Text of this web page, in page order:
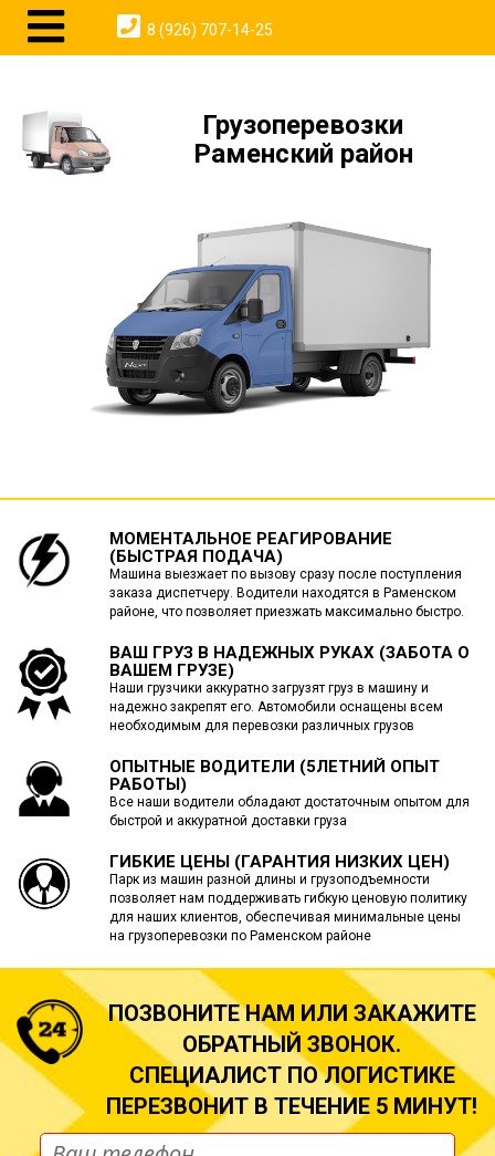
Грузоперевозки
Раменский район
8 (926) 707-14-25
МОМЕНТАЛЬНОЕ РЕАГИРОВАНИЕ
(БЫСТРАЯ ПОДАЧА)
Машина выезжает по вызову сразу после поступления
заказа диспетчеру. Водители находятся в Раменском
районе, что позволяет приезжать максимально быстро.
ВАШ ГРУЗ В НАДЕЖНЫХ РУКАХ (ЗАБОТА О
ВАШЕМ ГРУЗЕ)
Наши грузчики аккуратно загрузят груз в машину и
надежно закрепят его. Автомобили оснащены всем
необходимым для перевозки различных грузов
ОПЫТНЫЕ ВОДИТЕЛИ (5ЛЕТНИЙ ОПЫТ
РАБОТЫ)
Все наши водители обладают достаточным опытом для
быстрой и аккуратной доставки груза
ГИБКИЕ ЦЕНЫ (ГАРАНТИЯ НИЗКИХ ЦЕН)
Парк из машин разной длины и грузоподъемности
позволяет нам поддерживать гибкую ценовую политику
для наших клиентов, обеспечивая минимальные цены
на грузоперевозки по Раменском районе
ПОЗВОНИТЕ НАМ ИЛИ ЗАКАЖИТЕ
ОБРАТНЫЙ ЗВОНОК.
СПЕЦИАЛИСТ ПО ЛОГИСТИКЕ
ПЕРЕЗВОНИТ В ТЕЧЕНИЕ 5 МИНУТ!